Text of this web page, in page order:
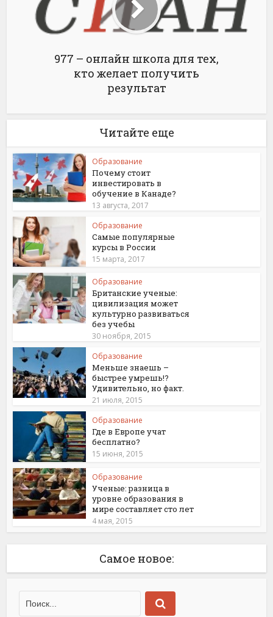
977 – онлайн школа для тех,
кто желает получить
результат
Читайте еще
Образование
Почему стоит
инвестировать в
обучение в Канаде?
13 августа, 2017
Образование
Самые популярные
курсы в России
15 марта, 2017
Образование
Британские ученые:
цивилизация может
культурно развиваться
без учебы
30 ноября, 2015
Образование
Меньше знаешь –
быстрее умрешь!?
Удивительно, но факт.
21 июля, 2015
Образование
Где в Европе учат
бесплатно?
15 июня, 2015
Образование
Ученые: разница в
уровне образования в
мире составляет сто лет
4 мая, 2015
Самое новое: